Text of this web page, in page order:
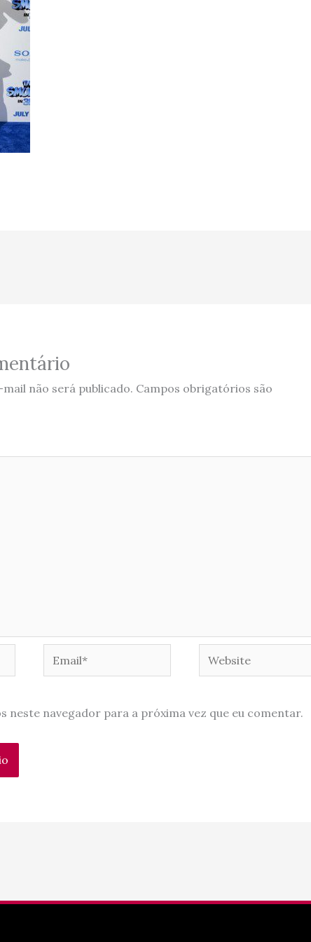
não será publicado. Campos obrigatórios são
Website
neste navegador para a próxima vez que eu comentar.